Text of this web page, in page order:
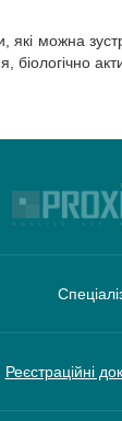
які можна
біологічно
Реєстраційні